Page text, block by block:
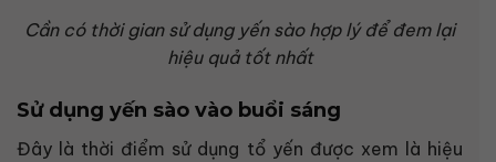
Cần có thời gian sử dụng yến sào hợp lý để đem lại
hiệu quả tốt nhất
Sử dụng yến sào vào buổi sáng
Đây là thời điểm sử dụng tổ yến được xem là hiệu